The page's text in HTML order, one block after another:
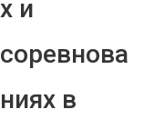
х и
соревнова
ниях в